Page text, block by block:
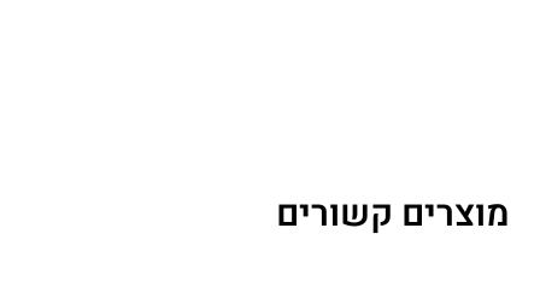
מוצרים קשורים